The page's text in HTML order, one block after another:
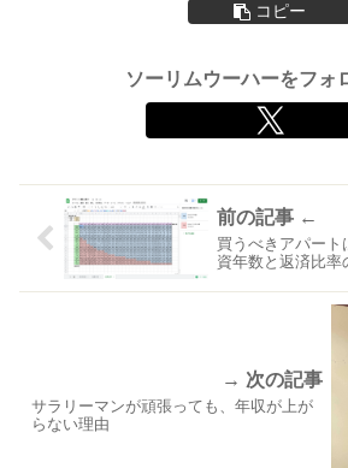
コピー
ソーリムウーハーをフォ
買うべきアパート
資年数と返済比率
サラリーマンが頑張っても、年収が上が
らない理由